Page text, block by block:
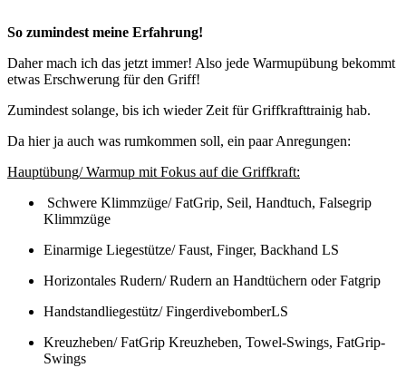
So zumindest meine Erfahrung!
Daher mach ich das jetzt immer! Also jede Warmupübung bekommt
etwas Erschwerung für den Griff!
Zumindest solange, bis ich wieder Zeit für Griffkrafttrainig hab.
Da hier ja auch was rumkommen soll, ein paar Anregungen:
Hauptübung/ Warmup mit Fokus auf die Griffkraft:
Schwere Klimmzüge/ FatGrip, Seil, Handtuch, Falsegrip
Klimmzüge
Einarmige Liegestütze/ Faust, Finger, Backhand LS
Horizontales Rudern/ Rudern an Handtüchern oder Fatgrip
Handstandliegestütz/ FingerdivebomberLS
Kreuzheben/ FatGrip Kreuzheben, Towel-Swings, FatGrip-
Swings